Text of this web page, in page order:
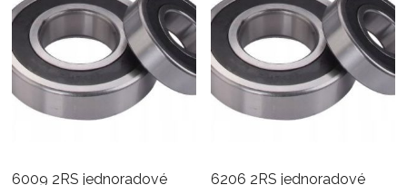
6009 2RS jednoradové 6206 2RS jednoradové